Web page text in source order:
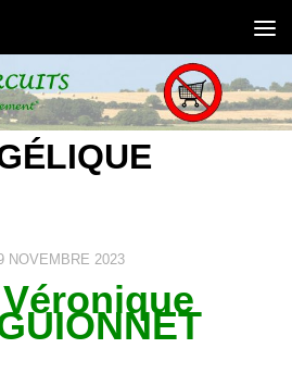
NOVEMBRE 2023
Véronique